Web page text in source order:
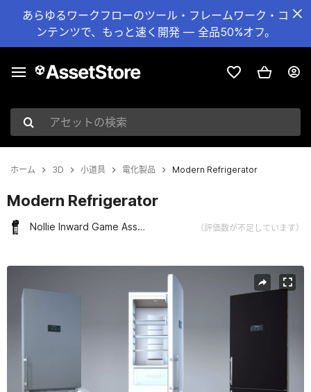
あらゆるワークフローのツール・フレームワーク・コ
ンテンツで、もっと速く開発 — 全品50%オフ。
アセットの検索
ホーム 3D 小道具 電化製品 Modern Refrigerator
Modern Refrigerator
Nollie Inward Game Assets （評価数が不足しています）